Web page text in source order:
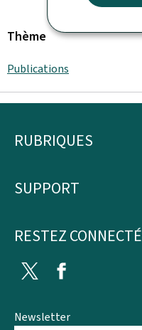
Thème
Publications
Pied
page
RUBRIQUES
SUPPORT
RESTEZ CONNECTÉ
Twitter
Newsletter